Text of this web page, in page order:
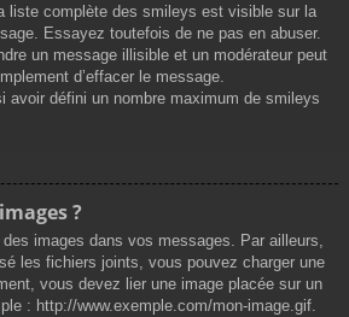
liste complète des smileys est visible sur la
Essayez toutefois de ne pas en abuser.
un message illisible et un modérateur peut
d’effacer le message.
avoir défini un nombre maximum de smileys
?
images dans vos messages. Par ailleurs,
les fichiers joints, vous pouvez charger une
vous devez lier une image placée sur un
: http://www.exemple.com/mon-image.gif.